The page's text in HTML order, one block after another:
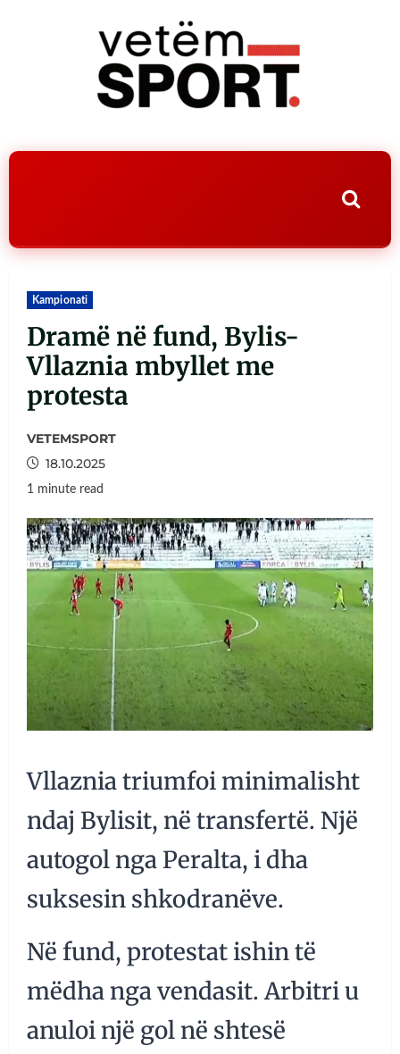
Kampionati
Dramë në fund, Bylis-
Vllaznia mbyllet me
protesta
VETEMSPORT
18.10.2025
1 minute read
Vllaznia triumfoi minimalisht
ndaj Bylisit, në transfertë. Një
autogol nga Peralta, i dha
suksesin shkodranëve.
Në fund, protestat ishin të
mëdha nga vendasit. Arbitri u
anuloi një gol në shtesë